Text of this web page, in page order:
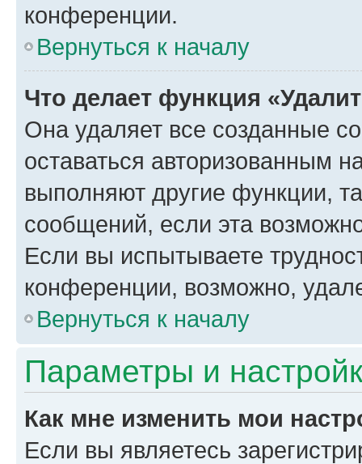
конференции.
Вернуться к началу
Что делает функция
Она удаляет все созданные
оставаться авторизованным
выполняют другие функции,
сообщений, если эта
Если вы испытываете
конференции, возможно,
Вернуться к началу
Параметры и
Как мне изменить мои
Если вы являетесь